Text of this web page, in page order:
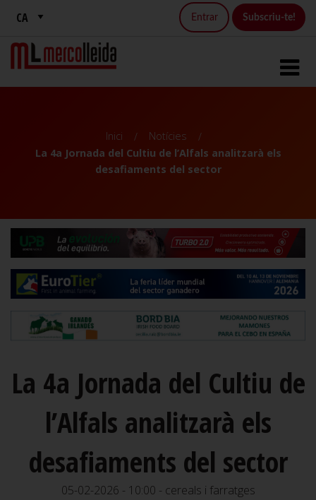
Entrar Subscriu-te!
Inici
Notícies
La 4a Jornada del Cultiu de l’Alfals analitzarà els
desafiaments del sector
La 4a Jornada del Cultiu de
l’Alfals analitzarà els
desafiaments del sector
05-02-2026 - 10:00 - cereals i farratges